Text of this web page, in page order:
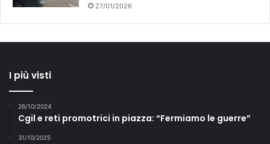
27/01/2026
I più visti
26/10/2024
Cgil e reti promotrici in piazza: “Fermiamo le guerre”
31/10/2025